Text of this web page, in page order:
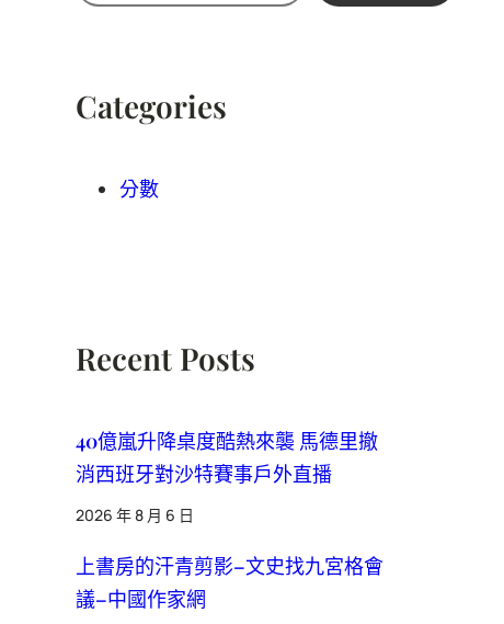
Categories
分數
Recent Posts
40億嵐升降桌度酷熱來襲 馬德里撤
消西班牙對沙特賽事戶外直播
2026 年 8 月 6 日
上書房的汗青剪影–文史找九宮格會
議–中國作家網